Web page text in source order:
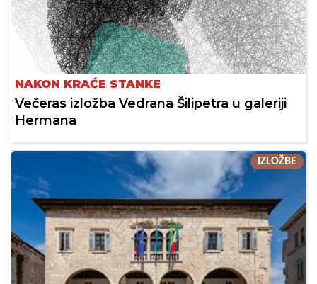
NAKON KRAĆE STANKE
Večeras izložba Vedrana Šilipetra u galeriji
Hermana
IZLOŽBE